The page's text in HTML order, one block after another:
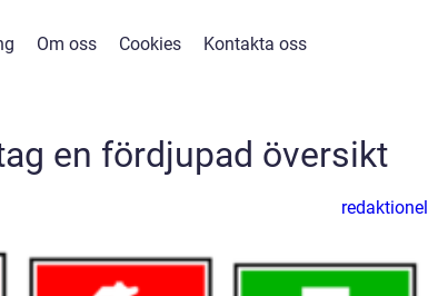
Om oss Cookies Kontakta oss
en fördjupad översikt
redaktionel